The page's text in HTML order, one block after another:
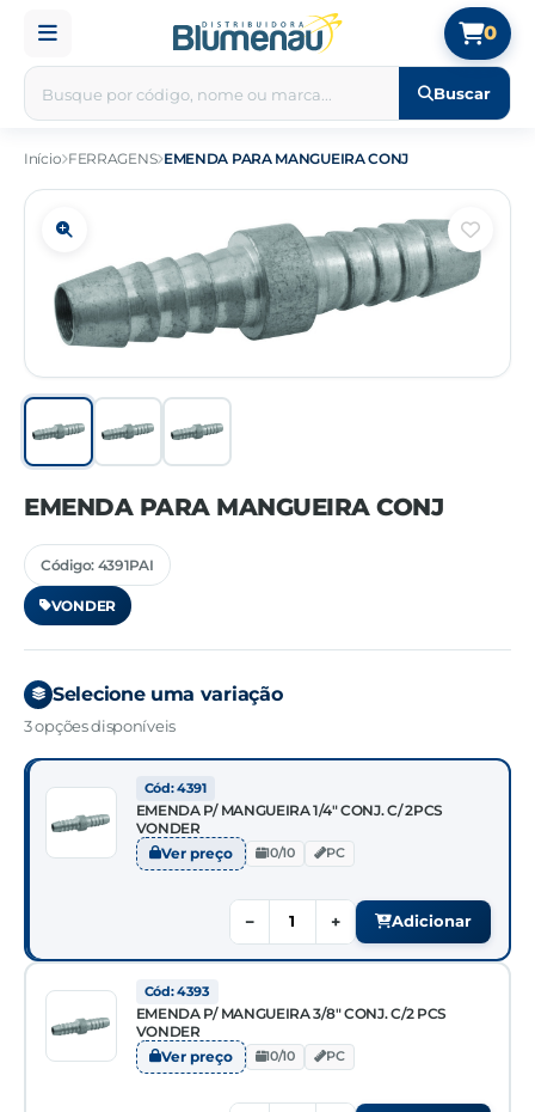
Buscar
0
Início FERRAGENS EMENDA PARA MANGUEIRA CONJ
EMENDA PARA MANGUEIRA CONJ
Código: 4391PAI
VONDER
Selecione uma variação
3 opções disponíveis
Cód: 4391
EMENDA P/ MANGUEIRA 1/4" CONJ. C/ 2PCS
VONDER
Ver preço 10/10 PC
− + Adicionar
Cód: 4393
EMENDA P/ MANGUEIRA 3/8" CONJ. C/2 PCS
VONDER
Ver preço 10/10 PC